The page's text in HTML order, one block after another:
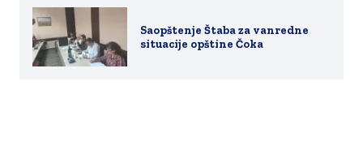
Saopštenje Štaba za vanredne
situacije opštine Čoka